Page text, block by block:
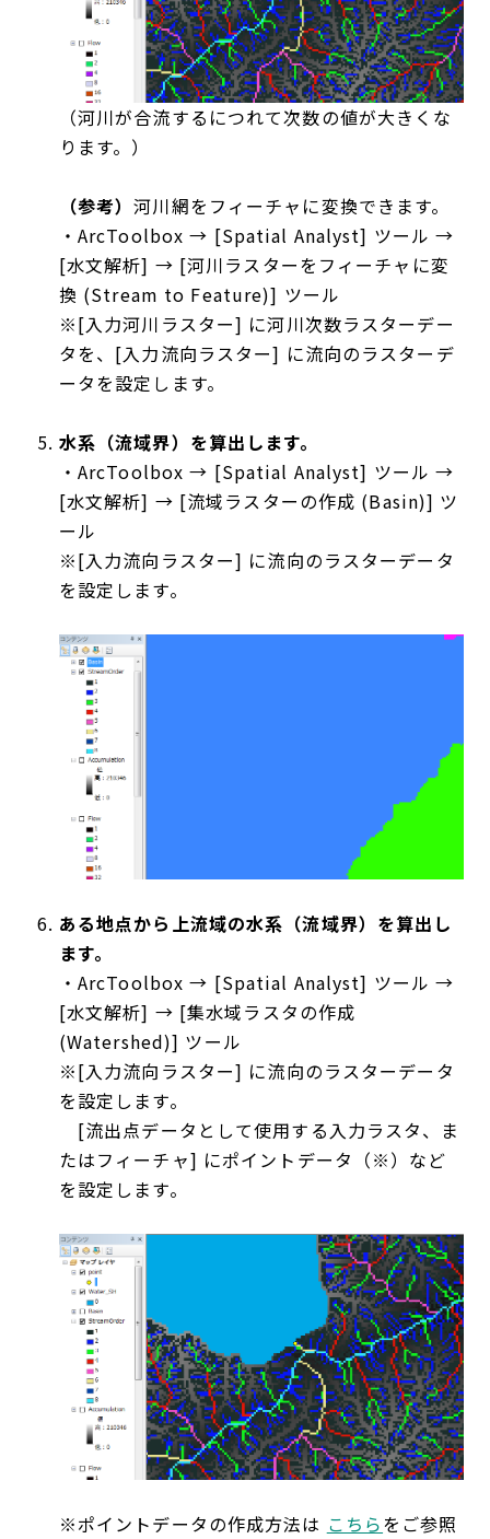
（河川が合流するにつれて次数の値が大きくな
ります。）
（参考）河川網をフィーチャに変換できます。
・ArcToolbox → [Spatial Analyst] ツール →
[水文解析] → [河川ラスターをフィーチャに変
換 (Stream to Feature)] ツール
※[入力河川ラスター] に河川次数ラスターデー
タを、[入力流向ラスター] に流向のラスターデ
ータを設定します。
水系（流域界）を算出します。
・ArcToolbox → [Spatial Analyst] ツール →
[水文解析] → [流域ラスターの作成 (Basin)] ツ
ール
※[入力流向ラスター] に流向のラスターデータ
を設定します。
ある地点から上流域の水系（流域界）を算出し
ます。
・ArcToolbox → [Spatial Analyst] ツール →
[水文解析] → [集水域ラスタの作成
(Watershed)] ツール
※[入力流向ラスター] に流向のラスターデータ
を設定します。
[流出点データとして使用する入力ラスタ、ま
たはフィーチャ] にポイントデータ（※）など
を設定します。
※ポイントデータの作成方法は こちらをご参照